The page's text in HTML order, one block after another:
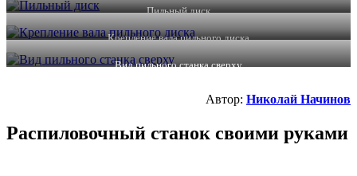
Пильный диск
Крепление вала пильного диска
Вид пильного станка сверху
Автор: Николай Начинов
Распиловочный станок своими руками